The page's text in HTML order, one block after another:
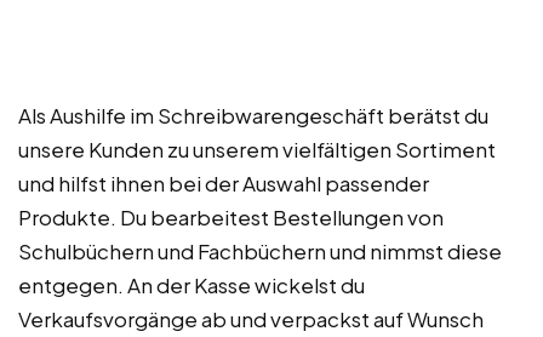
Als Aushilfe im Schreibwarengeschäft berätst du
unsere Kunden zu unserem vielfältigen Sortiment
und hilfst ihnen bei der Auswahl passender
Produkte. Du bearbeitest Bestellungen von
Schulbüchern und Fachbüchern und nimmst diese
entgegen. An der Kasse wickelst du
Verkaufsvorgänge ab und verpackst auf Wunsch